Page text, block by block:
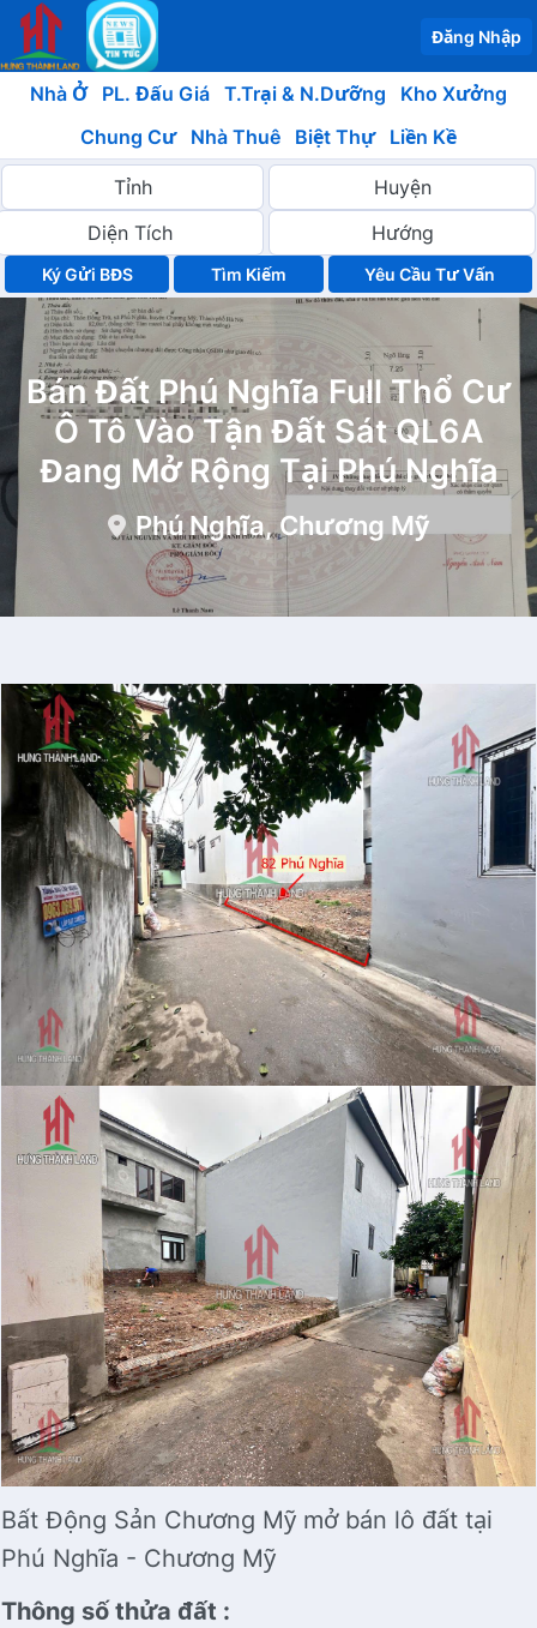
Đăng Nhập
Nhà Ở PL. Đấu Giá T.Trại & N.Dưỡng
Kho Xưởng
Chung Cư
Nhà Thuê Biệt Thự Liền Kề
Ký Gửi BĐS Yêu Cầu Tư Vấn
Bán Đất Phú Nghĩa Full Thổ Cư
Ô Tô Vào Tận Đất Sát QL6A
Đang Mở Rộng Tại Phú Nghĩa
Phú Nghĩa, Chương Mỹ
Bất Động Sản Chương Mỹ mở bán lô đất tại
Phú Nghĩa - Chương Mỹ
Thông số thửa đất :